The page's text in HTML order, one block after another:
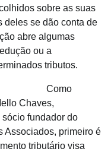
sobre as suas
deles se dão conta de
abre algumas
ou a
tributos.
Como
Chaves,
fundador do
Associados, primeiro é
tributário visa